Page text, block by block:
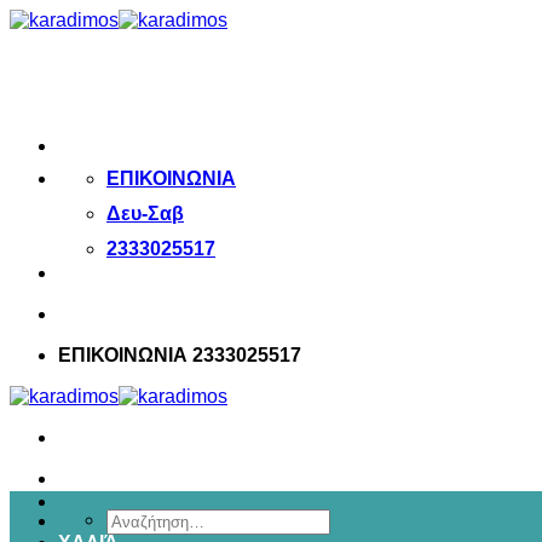
Μετάβαση
ΕΠΙΚΟΙΝΩΝΙΑ
Δευ-Σαβ
2333025517
ΕΠΙΚΟΙΝΩΝΙΑ 2333025517
Αναζήτηση